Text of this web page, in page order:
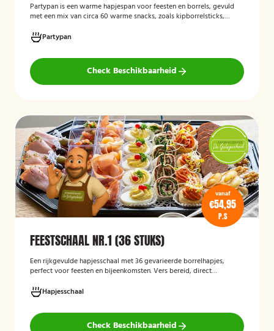
Partypan is een warme hapjespan voor feesten en borrels, gevuld
met een mix van circa 60 warme snacks, zoals kipborrelsticks,
geleverd en hoeft alleen nog verwarmd te worden, waardoor het
een eenvoudige en praktische cateringoplossing is voor
verjaardagen, jubilea, bedrijfsfeesten en andere bijeenkomsten.
Partypan
Check Beschikbaarheid
vanaf
€54,95
P.S
FEESTSCHAAL NR.1 (36 STUKS)
Een rijkgevulde hapjesschaal met 36 gevarieerde borrelhapjes,
perfect voor feesten en bijeenkomsten. Vers bereid, direct
Hapjesschaal
Check Beschikbaarheid